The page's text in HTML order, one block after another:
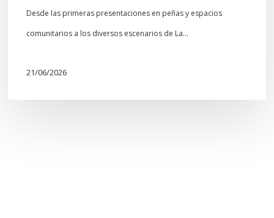
Desde las primeras presentaciones en peñas y espacios
comunitarios a los diversos escenarios de La…
21/06/2026